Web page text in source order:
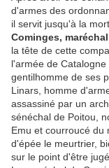
d'armes des
il servit jusqu'à la
Cominges,
la tête de cette
l'armée de
gentilhomme de ses
Linars, homme
assassiné par un
sénéchal de Poitou,
Emu et courroucé du
d'épée le meurtrier,
sur le point d'être